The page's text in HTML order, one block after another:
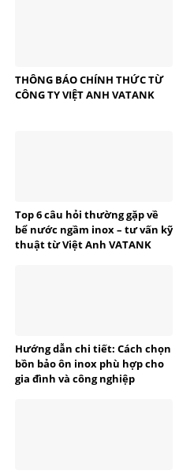
THÔNG BÁO CHÍNH THỨC TỪ
CÔNG TY VIỆT ANH VATANK
Top 6 câu hỏi thường gặp về
bể nước ngầm inox – tư vấn kỹ
thuật từ Việt Anh VATANK
Hướng dẫn chi tiết: Cách chọn
bồn bảo ôn inox phù hợp cho
gia đình và công nghiệp